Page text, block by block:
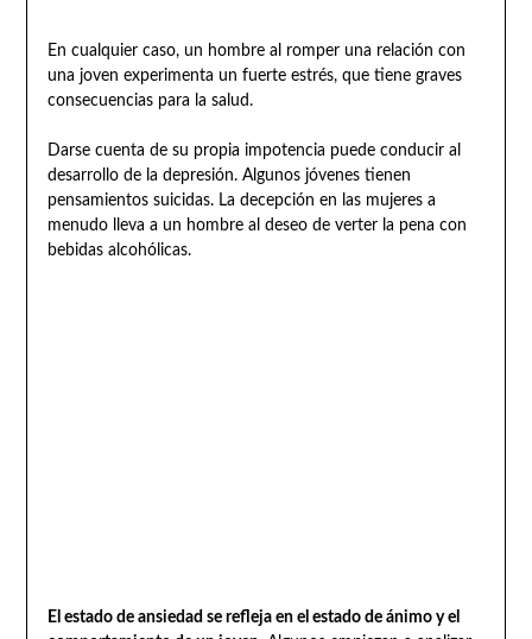
En cualquier caso, un hombre al romper una relación con
una joven experimenta un fuerte estrés, que tiene graves
consecuencias para la salud.
Darse cuenta de su propia impotencia puede conducir al
desarrollo de la depresión. Algunos jóvenes tienen
pensamientos suicidas. La decepción en las mujeres a
menudo lleva a un hombre al deseo de verter la pena con
bebidas alcohólicas.
El estado de ansiedad se refleja en el estado de ánimo y el